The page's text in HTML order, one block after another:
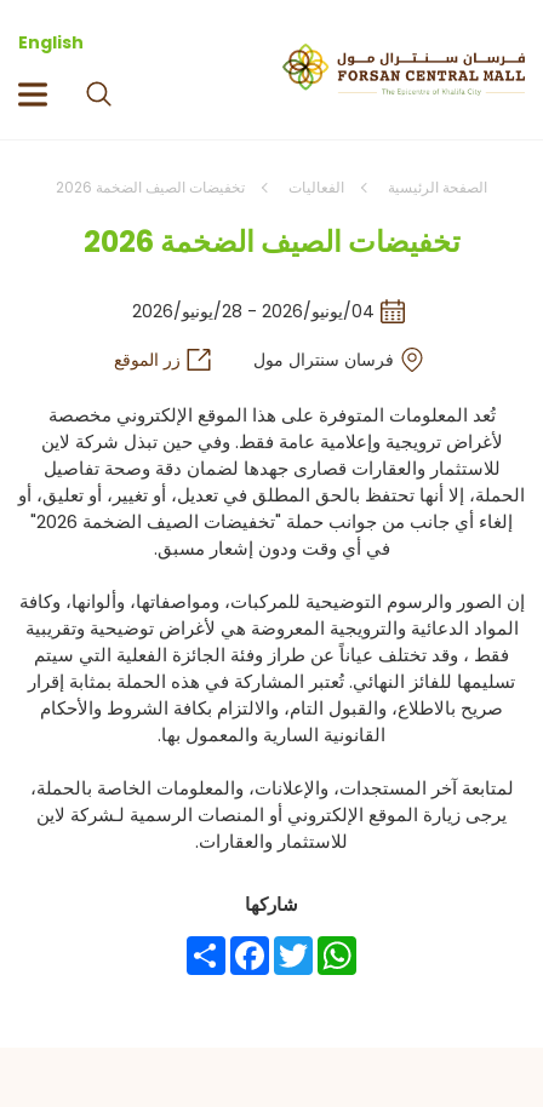
English
الصفحة الرئيسية الفعاليات تخفيضات الصيف الضخمة 2026
تخفيضات الصيف الضخمة 2026
04/يونيو/2026 - 28/يونيو/2026
فرسان سنترال مول
زر الموقع
تُعد المعلومات المتوفرة على هذا الموقع الإلكتروني مخصصة
لأغراض ترويجية وإعلامية عامة فقط. وفي حين تبذل شركة لاين
للاستثمار والعقارات قصارى جهدها لضمان دقة وصحة تفاصيل
الحملة، إلا أنها تحتفظ بالحق المطلق في تعديل، أو تغيير، أو تعليق، أو
إلغاء أي جانب من جوانب حملة "تخفيضات الصيف الضخمة 2026"
في أي وقت ودون إشعار مسبق.
إن الصور والرسوم التوضيحية للمركبات، ومواصفاتها، وألوانها، وكافة
المواد الدعائية والترويجية المعروضة هي لأغراض توضيحية وتقريبية
فقط ، وقد تختلف عياناً عن طراز وفئة الجائزة الفعلية التي سيتم
تسليمها للفائز النهائي. تُعتبر المشاركة في هذه الحملة بمثابة إقرار
صريح بالاطلاع، والقبول التام، والالتزام بكافة الشروط والأحكام
القانونية السارية والمعمول بها.
لمتابعة آخر المستجدات، والإعلانات، والمعلومات الخاصة بالحملة،
يرجى زيارة الموقع الإلكتروني أو المنصات الرسمية لـشركة لاين
للاستثمار والعقارات.
شاركها
ShareFacebook TwitterWhatsApp